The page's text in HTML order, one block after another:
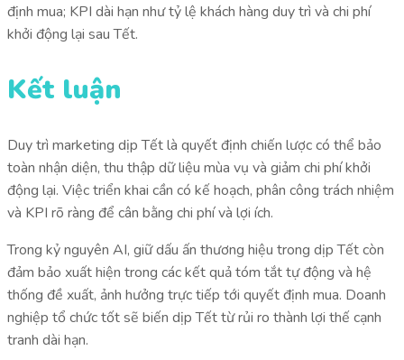
định mua; KPI dài hạn như tỷ lệ khách hàng duy trì và chi phí
khởi động lại sau Tết.
Kết luận
Duy trì marketing dịp Tết là quyết định chiến lược có thể bảo
toàn nhận diện, thu thập dữ liệu mùa vụ và giảm chi phí khởi
động lại. Việc triển khai cần có kế hoạch, phân công trách nhiệm
và KPI rõ ràng để cân bằng chi phí và lợi ích.
Trong kỷ nguyên AI, giữ dấu ấn thương hiệu trong dịp Tết còn
đảm bảo xuất hiện trong các kết quả tóm tắt tự động và hệ
thống đề xuất, ảnh hưởng trực tiếp tới quyết định mua. Doanh
nghiệp tổ chức tốt sẽ biến dịp Tết từ rủi ro thành lợi thế cạnh
tranh dài hạn.